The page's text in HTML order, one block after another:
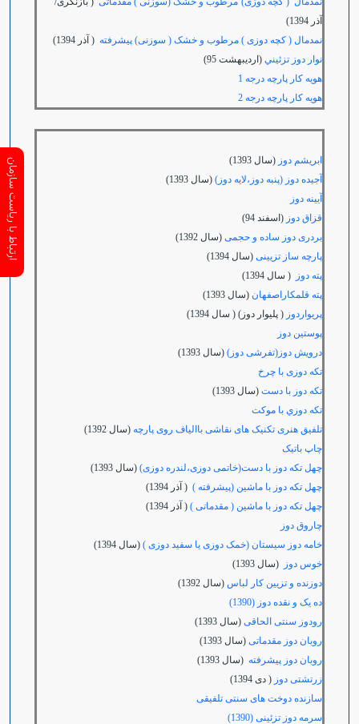
آذر 1394)
نمدمال ( کچه دوزی ) مرطوب و خشک ( سوزنی) پیشرفته ( آذر 1394)
نوار دوز تزئيني (ارديبهشت 95)
هویه کار پارچه درجه 1
هویه کار پارچه درجه 2
ابریشم دوز (سال 1393)
آجیده دوز (پنبه دوز،لایه دوز) (سال 1393)
آیینه دوز
قزاق دوز (اسفند 94)
بردری دوز ساده و حجمی (سال 1392)
پارچه ساز تزیینی (سال 1394)
پته دوز
( سال 1394)
پته قلمکاراصفهان (سال 1393)
پریواردوز ( پلیوار دوز) ( سال 1394)
پوستین دوز
درویش دوز(تفرشی دوز) (سال 1393)
تکه دوزی با چرخ
تکه دوز با دست (سال 1393)
تکه دوزي با موکت
تلفیق هنری تکنیک های نقاشی باالیاف روی پارچه (سال 1392)
چاپ باتیک
چهل تکه دوز با دست(خاتمی دوزی،لندره دوزی) (سال 1393)
چهل تکه دوز با ماشین (پیشرفته ) ( آذر 1394)
چهل تکه دوز با ماشین ( مقدماتی ) ( آذر 1394)
چاروق دوز
خامه دوز سیستان (خمک دوزی یا سفید دوزی ) (سال 1394)
خوس دوز
(سال 1393)
دوزنده و تزیین کار لباس (سال 1392)
ده یک و نقده دوز (1390)
رودوز سنتی الحاقی (سال 1393)
روبان دوز مقدماتی (سال 1393)
روبان دوز پیشرفته (سال 1393)
زرتشتی دوز ( دی 1394)
سازنده دوخت های سنتی تلفیقی
سرمه دوز تزئینی (1390)
ارتباط با ریاست سازمان